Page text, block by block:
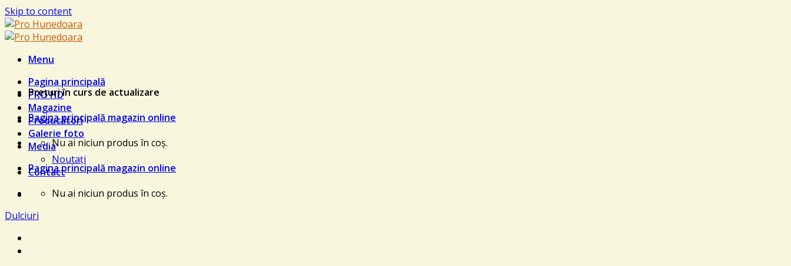
Skip to content
Menu
Pagina principală
PRO HD
Magazine
Producători
Galerie foto
Media
Noutați
Contact
Prețuri în curs de actualizare
Pagina principală magazin online
Nu ai niciun produs în coș.
Pagina principală magazin online
Nu ai niciun produs în coș.
Dulciuri